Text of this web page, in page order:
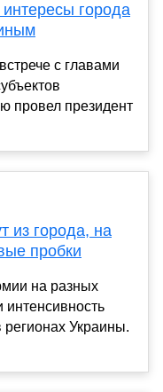
города
с главами
провел президент
из города, на
пробки
на разных
интенсивность
Украины.